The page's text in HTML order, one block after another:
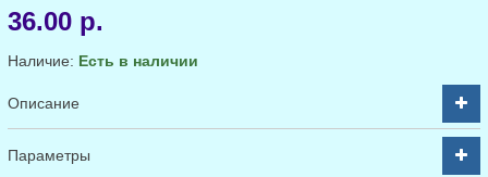
36.00 р.
Наличие: Есть в наличии
Описание
Параметры